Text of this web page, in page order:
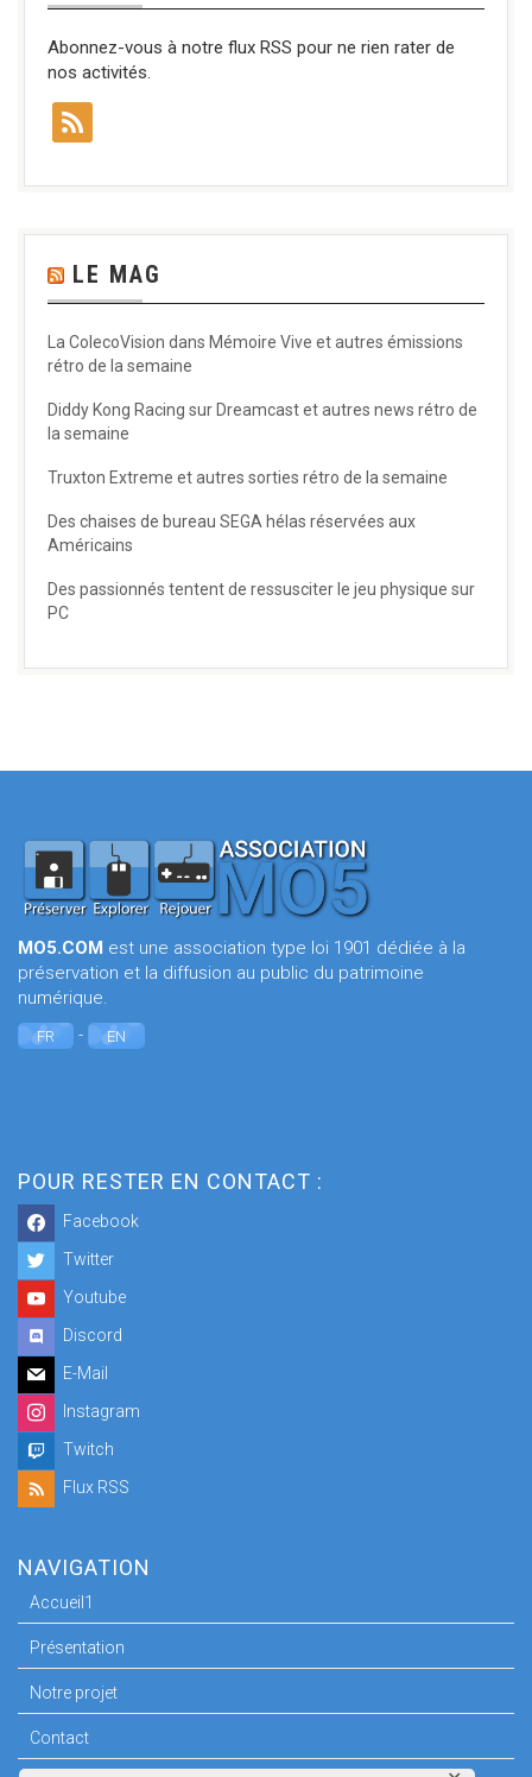
Abonnez-vous à notre flux RSS pour ne rien rater de
nos activités.
LE MAG
La ColecoVision dans Mémoire Vive et autres émissions
rétro de la semaine
Diddy Kong Racing sur Dreamcast et autres news rétro de
la semaine
Truxton Extreme et autres sorties rétro de la semaine
Des chaises de bureau SEGA hélas réservées aux
Américains
Des passionnés tentent de ressusciter le jeu physique sur
PC
MO5.COM est une association type loi 1901 dédiée à la
préservation et la diffusion au public du patrimoine
numérique.
FR - EN
POUR RESTER EN CONTACT :
Facebook
Twitter
Youtube
Discord
E-Mail
Instagram
Twitch
Flux RSS
NAVIGATION
Accueil1
Présentation
Notre projet
Contact